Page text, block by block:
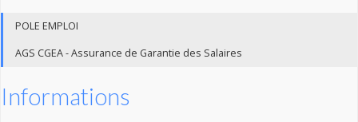
POLE EMPLOI
AGS CGEA - Assurance de Garantie des Salaires
Informations